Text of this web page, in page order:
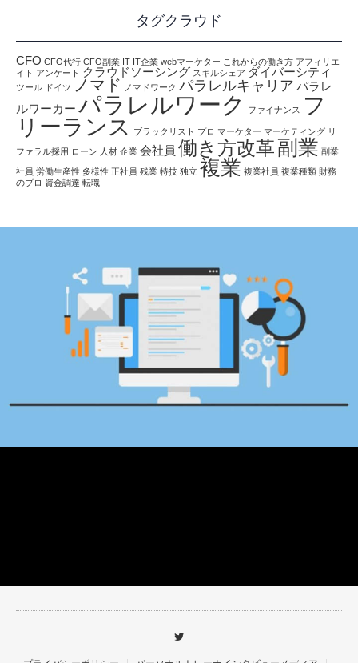
タグクラウド
CFO CFO代行 CFO副業 IT IT企業 webマーケター これからの働き方 アフィリエ
イト アンケート クラウドソーシング スキルシェア ダイバーシティ
ツール ドイツ ノマド ノマドワーク パラレルキャリア パラレ
ルワーカー パラレルワーク ファイナンス
フ
リーランス
ブラックリスト プロ マーケター マーケティング リ
ファラル採用 ローン 人材 企業 会社員 働き方改革副業 副業
社員 労働生産性 多様性 正社員 残業 特技 独立 複業 複業社員 複業種類 財務
のプロ 資金調達 転職